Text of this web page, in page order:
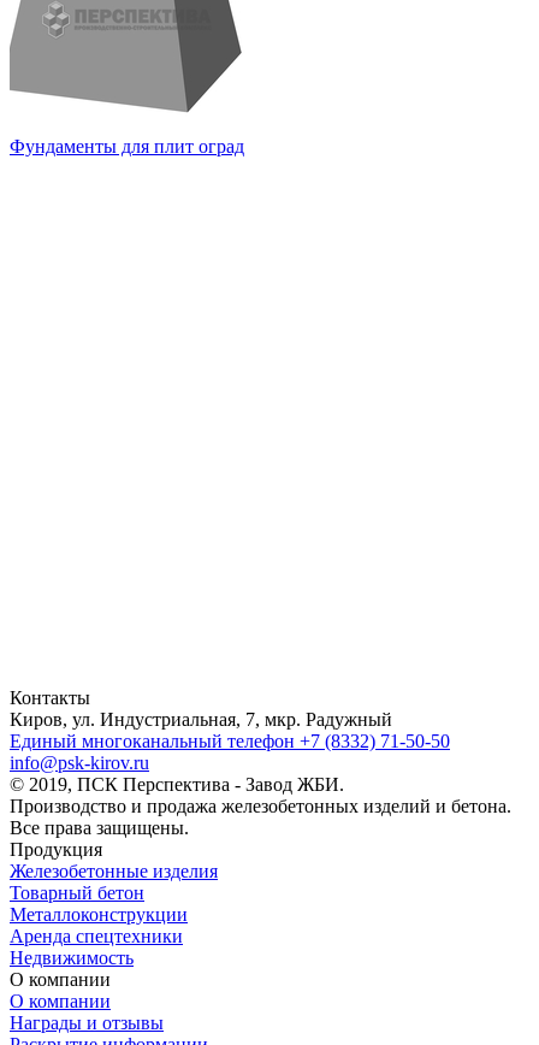
Фундаменты для плит оград
Контакты
Киров, ул. Индустриальная, 7, мкр. Радужный
Единый многоканальный телефон +7 (8332) 71-50-50
info@psk-kirov.ru
© 2019, ПСК Перспектива - Завод ЖБИ.
Производство и продажа железобетонных изделий и бетона.
Все права защищены.
Продукция
Железобетонные изделия
Товарный бетон
Металлоконструкции
Аренда спецтехники
Недвижимость
О компании
О компании
Награды и отзывы